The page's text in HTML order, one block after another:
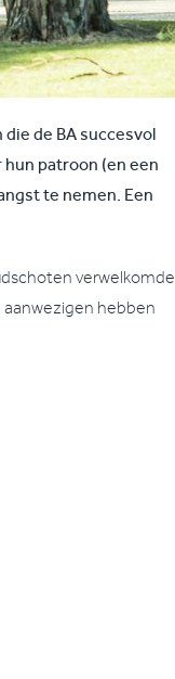
de BA succesvol
patroon (en een
te nemen. Een
verwelkomde
aanwezigen hebben